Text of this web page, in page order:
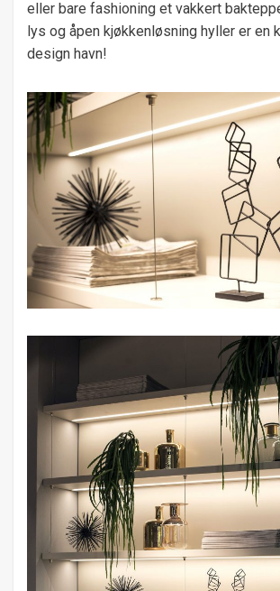
eller bare fashioning et vakkert
lys og åpen kjøkkenløsning hyller er en
design havn!